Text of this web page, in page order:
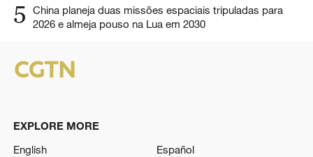
5
China planeja duas missões espaciais tripuladas para
2026 e almeja pouso na Lua em 2030
EXPLORE MORE
English
Español